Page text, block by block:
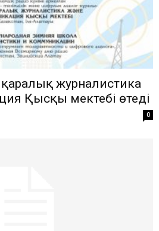
журналистика
Қысқы мектебі өтеді
0